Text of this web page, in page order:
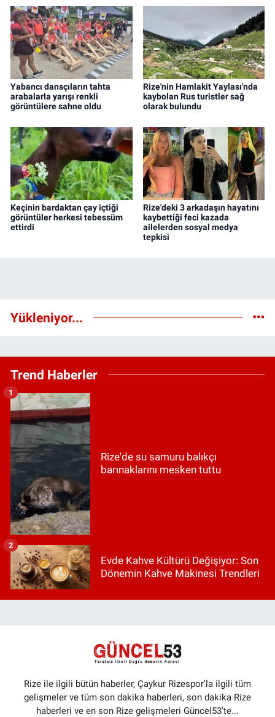
Yabancı dansçıların tahta
arabalarla yarışı renkli
görüntülere sahne oldu
Rize'nin Hamlakit Yaylası'nda
kaybolan Rus turistler sağ
olarak bulundu
Keçinin bardaktan çay içtiği
görüntüler herkesi tebessüm
ettirdi
Rize'deki 3 arkadaşın hayatını
kaybettiği feci kazada
ailelerden sosyal medya
tepkisi
Yükleniyor...
Trend Haberler
Rize'de su samuru balıkçı
barınaklarını mesken tuttu
1
Evde Kahve Kültürü Değişiyor: Son
Dönemin Kahve Makinesi Trendleri
2
Rize ile ilgili bütün haberler, Çaykur Rizespor'la ilgili tüm
gelişmeler ve tüm son dakika haberleri, son dakika Rize
haberleri ve en son Rize gelişmeleri Güncel53'te...